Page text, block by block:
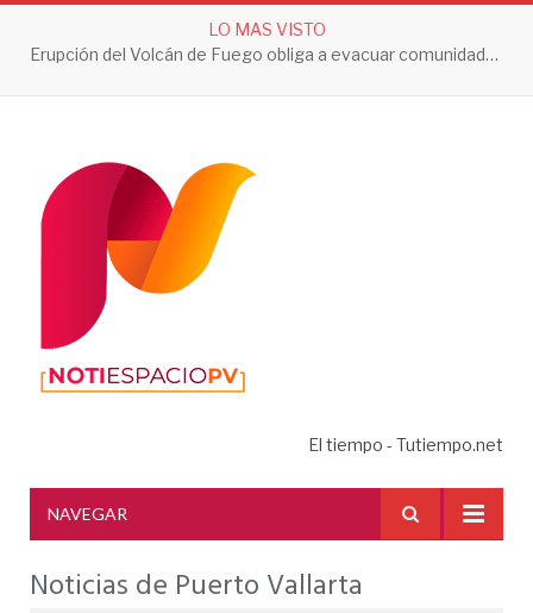
LO MAS VISTO
Erupción del Volcán de Fuego obliga a evacuar comunidades y mantiene en alerta a Guatemala
El tiempo - Tutiempo.net
NAVEGAR
Noticias de Puerto Vallarta